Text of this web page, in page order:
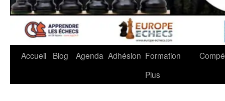
Accueil Blog Agenda Adhésion Formation
Plus